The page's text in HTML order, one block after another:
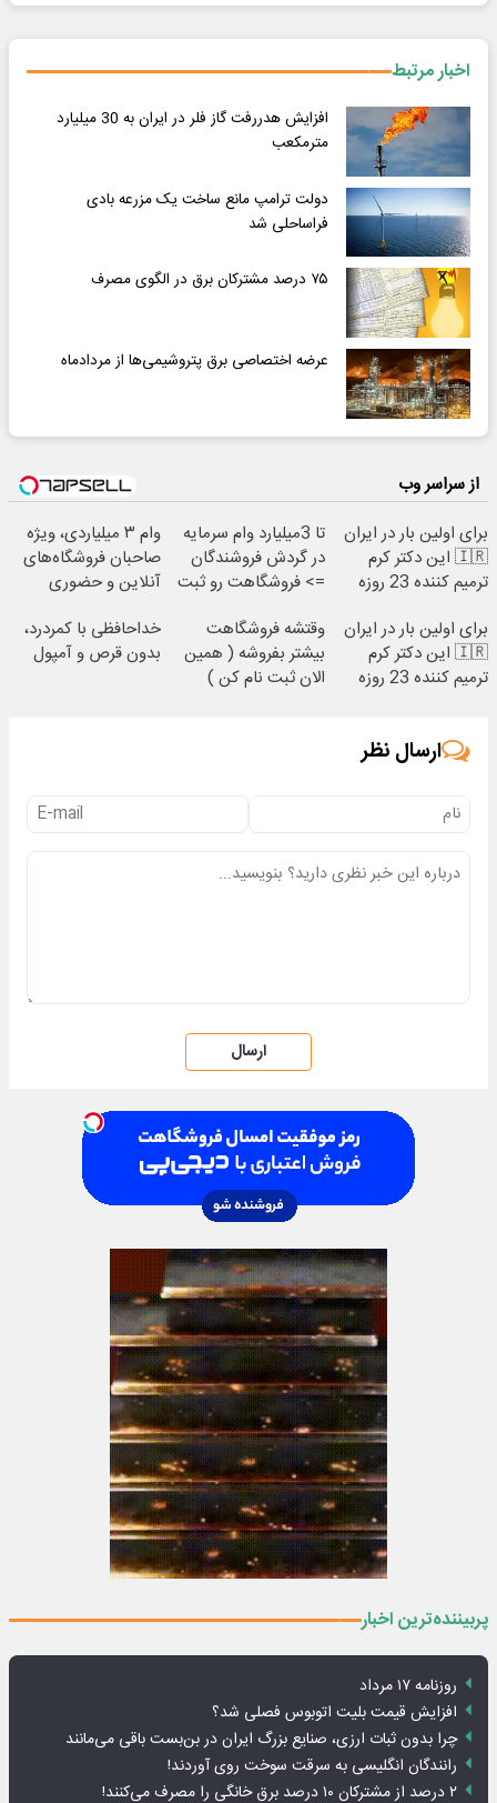
اخبار مرتبط
افزایش هدررفت گاز فلر در ایران به 30 میلیارد
مترمکعب
دولت ترامپ مانع ساخت یک مزرعه بادی
فراساحلی شد
۷۵ درصد مشترکان برق در الگوی مصرف
عرضه اختصاصی برق پتروشیمی‌ها از مردادماه
از سراسر وب
برای اولین بار در ایران
🇮🇷 این دکتر کرم
ترمیم کننده 23 روزه
تا 3میلیارد وام سرمایه
در گردش فروشندگان
=> فروشگاهت رو ثبت
وام ۳ میلیاردی، ویژه
صاحبان فروشگاه‌های
آنلاین و حضوری
برای اولین بار در ایران
🇮🇷 این دکتر کرم
ترمیم کننده 23 روزه
وقتشه فروشگاهت
بیشتر بفروشه ( همین
الان ثبت نام کن )
خداحافظی با کمردرد،
بدون قرص و آمپول
ارسال نظر
ارسال
پربیننده‌ترین اخبار
روزنامه ۱۷ مرداد
افزایش قیمت بلیت اتوبوس فصلی شد؟
چرا بدون ثبات ارزی، صنایع بزرگ ایران در بن‌بست باقی می‌مانند
رانندگان انگلیسی به سرقت سوخت روی آوردند!
۲ درصد از مشترکان ۱۰ درصد برق خانگی را مصرف می‌کنند!